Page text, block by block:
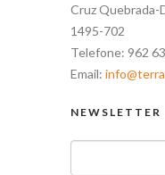
Cruz Quebrada-
1495-702
Telefone: 962
Email:
NEWSLETTER